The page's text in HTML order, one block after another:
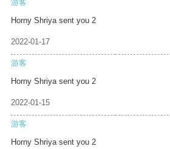
游客
Horny Shriya sent you 2
2022-01-17
游客
Horny Shriya sent you 2
2022-01-15
游客
Horny Shriya sent you 2